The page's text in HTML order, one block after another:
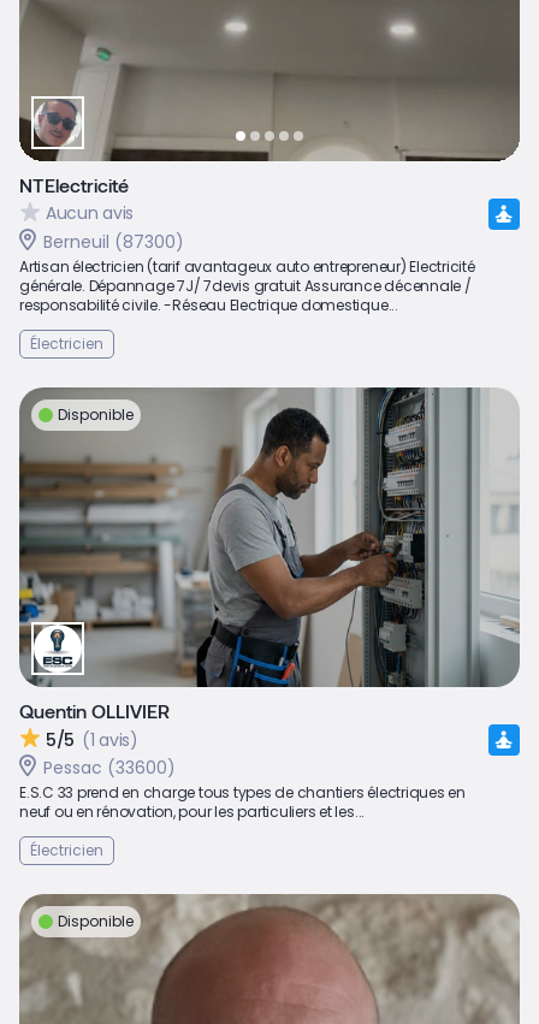
NTElectricité
Aucun avis
Berneuil (87300)
Artisan électricien (tarif avantageux auto entrepreneur) Electricité
générale. Dépannage 7J/ 7devis gratuit Assurance décennale /
responsabilité civile. -Réseau Electrique domestique...
Électricien
Disponible
Quentin OLLIVIER
5/5 (1 avis)
Pessac (33600)
E.S.C 33 prend en charge tous types de chantiers électriques en
neuf ou en rénovation, pour les particuliers et les...
Électricien
Disponible